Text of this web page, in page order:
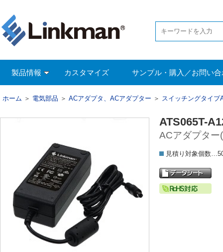
製品情報 カスタマイズ サンプル・購入／お問い
ホーム ＞ 電気部品 ＞ ACアダプタ、ACアダプター ＞ スイッチングタイプ
ATS065T-
ACアダプタ
見積り対象個数